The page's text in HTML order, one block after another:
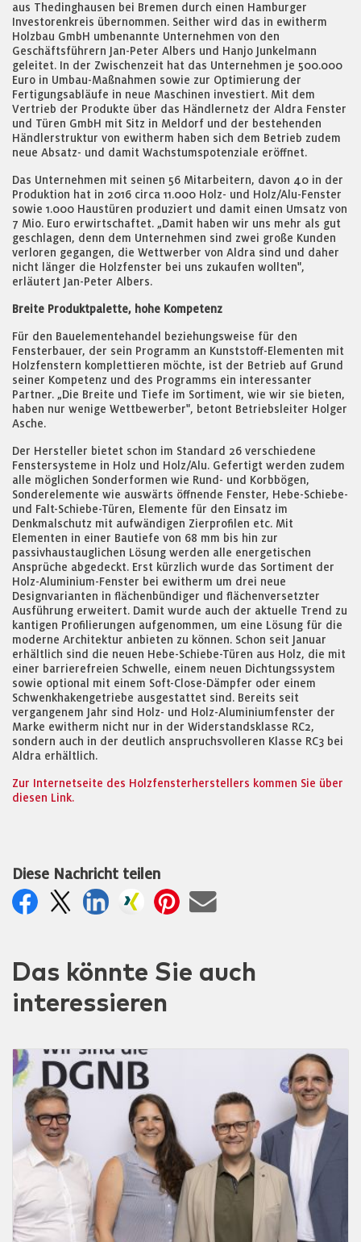
aus Thedinghausen bei Bremen durch einen Hamburger
Investorenkreis übernommen. Seither wird das in ewitherm
Holzbau GmbH umbenannte Unternehmen von den
Geschäftsführern Jan-Peter Albers und Hanjo Junkelmann
geleitet. In der Zwischenzeit hat das Unternehmen je 500.000
Euro in Umbau-Maßnahmen sowie zur Optimierung der
Fertigungsabläufe in neue Maschinen investiert. Mit dem
Vertrieb der Produkte über das Händlernetz der Aldra Fenster
und Türen GmbH mit Sitz in Meldorf und der bestehenden
Händlerstruktur von ewitherm haben sich dem Betrieb zudem
neue Absatz- und damit Wachstumspotenziale eröffnet.
Das Unternehmen mit seinen 56 Mitarbeitern, davon 40 in der
Produktion hat in 2016 circa 11.000 Holz- und Holz/Alu-Fenster
sowie 1.000 Haustüren produziert und damit einen Umsatz von
7 Mio. Euro erwirtschaftet. „Damit haben wir uns mehr als gut
geschlagen, denn dem Unternehmen sind zwei große Kunden
verloren gegangen, die Wettwerber von Aldra sind und daher
nicht länger die Holzfenster bei uns zukaufen wollten",
erläutert Jan-Peter Albers.
Breite Produktpalette, hohe Kompetenz
Für den Bauelementehandel beziehungsweise für den
Fensterbauer, der sein Programm an Kunststoff-Elementen mit
Holzfenstern komplettieren möchte, ist der Betrieb auf Grund
seiner Kompetenz und des Programms ein interessanter
Partner. „Die Breite und Tiefe im Sortiment, wie wir sie bieten,
haben nur wenige Wettbewerber", betont Betriebsleiter Holger
Asche.
Der Hersteller bietet schon im Standard 26 verschiedene
Fenstersysteme in Holz und Holz/Alu. Gefertigt werden zudem
alle möglichen Sonderformen wie Rund- und Korbbögen,
Sonderelemente wie auswärts öffnende Fenster, Hebe-Schiebe-
und Falt-Schiebe-Türen, Elemente für den Einsatz im
Denkmalschutz mit aufwändigen Zierprofilen etc. Mit
Elementen in einer Bautiefe von 68 mm bis hin zur
passivhaustauglichen Lösung werden alle energetischen
Ansprüche abgedeckt. Erst kürzlich wurde das Sortiment der
Holz-Aluminium-Fenster bei ewitherm um drei neue
Designvarianten in flächenbündiger und flächenversetzter
Ausführung erweitert. Damit wurde auch der aktuelle Trend zu
kantigen Profilierungen aufgenommen, um eine Lösung für die
moderne Architektur anbieten zu können. Schon seit Januar
erhältlich sind die neuen Hebe-Schiebe-Türen aus Holz, die mit
einer barrierefreien Schwelle, einem neuen Dichtungssystem
sowie optional mit einem Soft-Close-Dämpfer oder einem
Schwenkhakengetriebe ausgestattet sind. Bereits seit
vergangenem Jahr sind Holz- und Holz-Aluminiumfenster der
Marke ewitherm nicht nur in der Widerstandsklasse RC2,
sondern auch in der deutlich anspruchsvolleren Klasse RC3 bei
Aldra erhältlich.
Zur Internetseite des Holzfensterherstellers kommen Sie über
diesen Link.
Diese Nachricht teilen
Das könnte Sie auch
interessieren